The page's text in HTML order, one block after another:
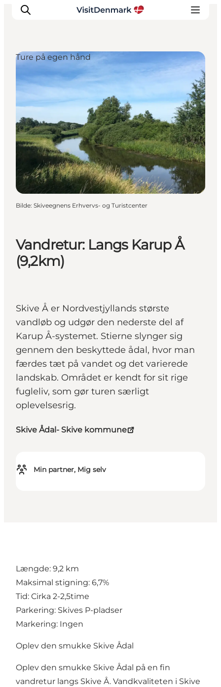
Inspirasjon
Reisemål
Overnatting
Planlegg reisen
Vandretur: Langs Karup Å
(9,2km)
Skive Å er Nordvestjyllands største
vandløb og udgør den nederste del af
Karup Å-systemet. Stierne slynger sig
gennem den beskyttede ådal, hvor man
færdes tæt på vandet og det varierede
landskab. Området er kendt for sit rige
fugleliv, som gør turen særligt
oplevelsesrig.
Skive Ådal- Skive kommune
Min partner, Mig selv
Ture på egen hånd
Bilde: Skiveegnens Erhvervs- og Turistcenter
Længde: 9,2 km
Maksimal stigning: 6,7%
Tid: Cirka 2-2,5time
Parkering: Skives P-pladser
Markering: Ingen
Oplev den smukke Skive Ådal
Oplev den smukke Skive Ådal på en fin
vandretur langs Skive Å. Vandkvaliteten i Skive